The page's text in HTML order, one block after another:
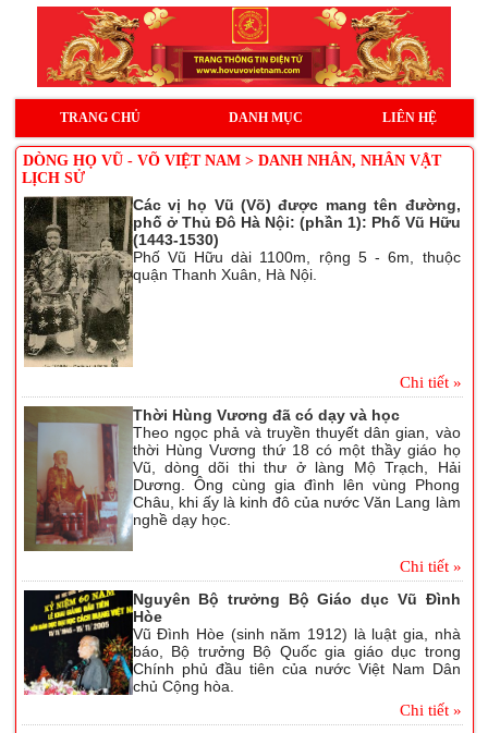
TRANG CHỦ DANH MỤC LIÊN HỆ
DÒNG HỌ VŨ - VÕ VIỆT NAM > DANH NHÂN, NHÂN VẬT
LỊCH SỬ
Các vị họ Vũ (Võ) được mang tên đường,
phố ở Thủ Đô Hà Nội: (phần 1): Phố Vũ Hữu
(1443-1530)
Phố Vũ Hữu dài 1100m, rộng 5 - 6m, thuộc
quận Thanh Xuân, Hà Nội.
Chi tiết »
Thời Hùng Vương đã có dạy và học
Theo ngọc phả và truyền thuyết dân gian, vào
thời Hùng Vương thứ 18 có một thầy giáo họ
Vũ, dòng dõi thi thư ở làng Mộ Trạch, Hải
Dương. Ông cùng gia đình lên vùng Phong
Châu, khi ấy là kinh đô của nước Văn Lang làm
nghề dạy học.
Chi tiết »
Nguyên Bộ trưởng Bộ Giáo dục Vũ Đình
Hòe
Vũ Đình Hòe (sinh năm 1912) là luật gia, nhà
báo, Bộ trưởng Bộ Quốc gia giáo dục trong
Chính phủ đầu tiên của nước Việt Nam Dân
chủ Cộng hòa.
Chi tiết »